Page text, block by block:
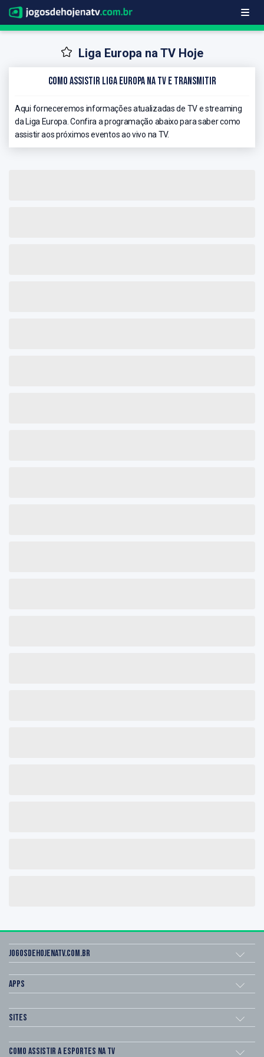
Liga Europa na TV Hoje
Como Assistir Liga Europa na TV e Transmitir
Aqui forneceremos informações atualizadas de TV e streaming
da Liga Europa. Confira a programação abaixo para saber como
assistir aos próximos eventos ao vivo na TV.
Jogosdehojenatv.com.br
Apps
Sites
Como assistir a esportes na TV